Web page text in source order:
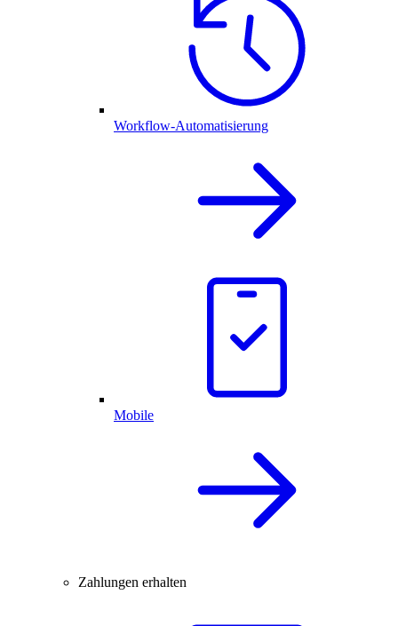
Workflow-Automatisierung
Mobile
Zahlungen erhalten